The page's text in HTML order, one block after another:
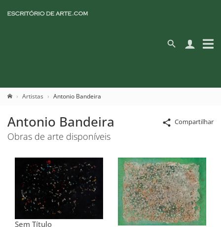
Artistas Antonio Bandeira
Compartilhar
Antonio Bandeira
Obras de arte disponíveis
Sem Título